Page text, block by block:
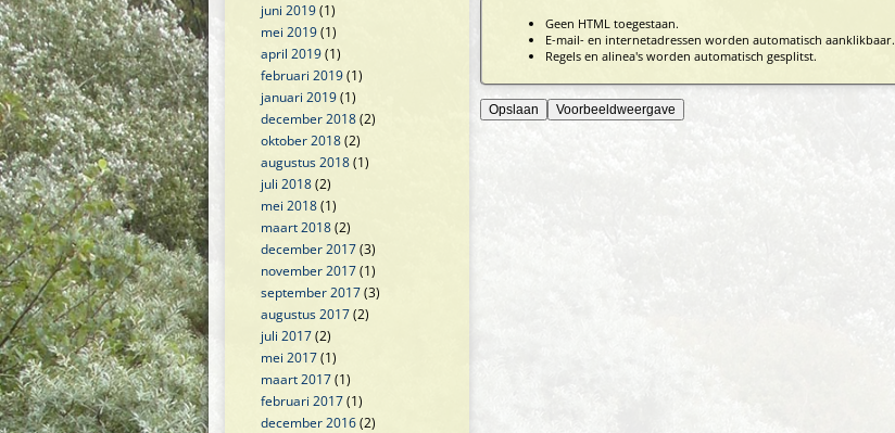
juni 2019(1)
mei 2019(1)
april 2019(1)
februari 2019(1)
januari 2019(1)
december 2018(2)
oktober 2018(2)
augustus 2018(1)
juli 2018(2)
mei 2018(1)
maart 2018(2)
december 2017(3)
november 2017(1)
september 2017(3)
augustus 2017(2)
juli 2017(2)
mei 2017(1)
maart 2017(1)
februari 2017(1)
december 2016(2)
Geen HTML toegestaan.
E-mail- en internetadressen worden automatisch aanklikbaar.
Regels en alinea's worden automatisch gesplitst.